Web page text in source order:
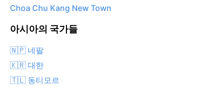
Choa Chu Kang New Town
아시아의 국가들
🇳🇵 네팔
🇰🇷 대한
🇹🇱 동티모르